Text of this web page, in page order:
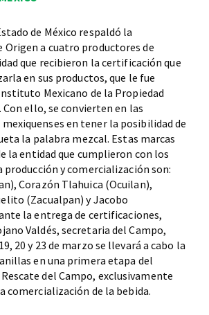
de México respaldó la
Origen a cuatro productores de
que recibieron la certificación que
en sus productos, que le fue
Mexicano de la Propiedad
ello, se convierten en las
en tener la posibilidad de
la palabra mezcal. Estas marcas
la entidad que cumplieron con los
producción y comercialización son:
Corazón Tlahuica (Ocuilan),
(Zacualpan) y Jacobo
la entrega de certificaciones,
Valdés, secretaria del Campo,
20 y 23 de marzo se llevará a cabo la
en una primera etapa del
del Campo, exclusivamente
comercialización de la bebida.